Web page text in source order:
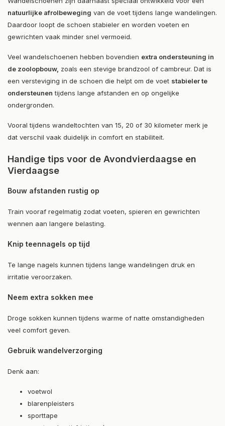
natuurlijke afrolbeweging van de voet tijdens lange wandelingen.
Daardoor loopt de schoen stabieler en worden voeten en
gewrichten vaak minder snel vermoeid.
Veel wandelschoenen hebben bovendien extra ondersteuning in
de zoolopbouw, zoals een stevige brandzool of cambreur. Dat is
een versteviging in de schoen die helpt om de voet stabieler te
ondersteunen tijdens lange afstanden en op ongelijke
ondergronden.
Vooral tijdens wandeltochten van 15, 20 of 30 kilometer merk je
dat verschil vaak duidelijk in comfort en stabiliteit.
Handige tips voor de Avondvierdaagse en
Vierdaagse
Bouw afstanden rustig op
Train vooraf regelmatig zodat voeten, spieren en gewrichten
wennen aan langere belasting.
Knip teennagels op tijd
Te lange nagels kunnen tijdens lange wandelingen druk en
irritatie veroorzaken.
Neem extra sokken mee
Droge sokken kunnen tijdens warme of natte omstandigheden
veel comfort geven.
Gebruik wandelverzorging
Denk aan:
voetwol
blarenpleisters
sporttape